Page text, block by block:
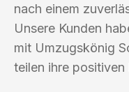
nach einem
Unsere Kunden
mit Umzugskönig
teilen ihre positiven